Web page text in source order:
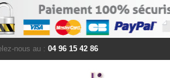
nous au : 04 96 15 42 86